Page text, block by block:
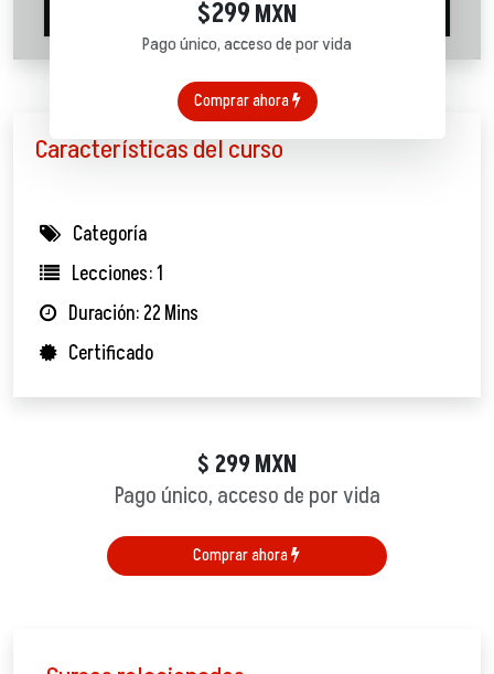
$299 MXN
Pago único, acceso de por vida
Comprar ahora
Características del curso
Categoría
Lecciones: 1
Duración: 22 Mins
Certificado
$ 299 MXN
Pago único, acceso de por vida
Comprar ahora